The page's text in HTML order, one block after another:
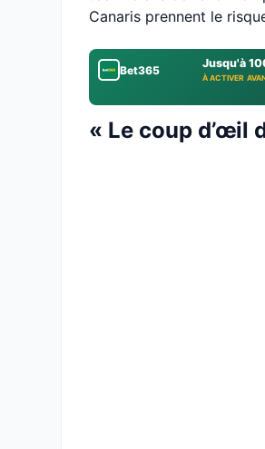
Canaris prennent le
Bet365 Jusqu'à
À ACTIVER
« Le coup d’œil